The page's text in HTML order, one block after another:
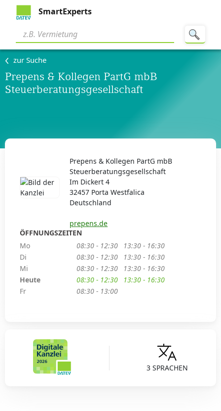
SmartExperts
zur Suche
Prepens & Kollegen PartG mbB
Steuerberatungsgesellschaft
3 SPRACHEN
Prepens & Kollegen PartG mbB
Steuerberatungsgesellschaft
Im Dickert 4
32457 Porta Westfalica
Deutschland
prepens.de
ÖFFNUNGSZEITEN
Mo
08:30 - 12:30
13:30 - 16:30
Di
08:30 - 12:30
13:30 - 16:30
Mi
08:30 - 12:30
13:30 - 16:30
Heute
08:30 - 12:30
13:30 - 16:30
Fr
08:30 - 13:00